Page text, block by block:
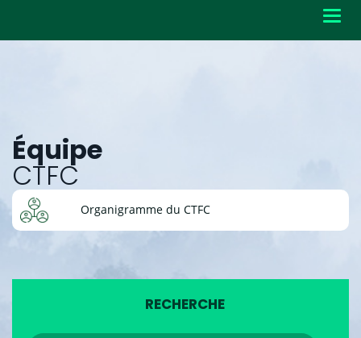
Équipe
CTFC
Organigramme du CTFC
RECHERCHE